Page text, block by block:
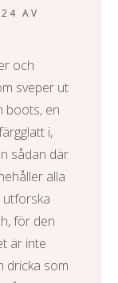
AV
och
sveper ut
boots, en
i,
sådan där
alla
utforska
för den
är inte
dricka som